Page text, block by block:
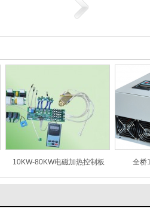
10KW-80KW电磁加热控制板 全桥